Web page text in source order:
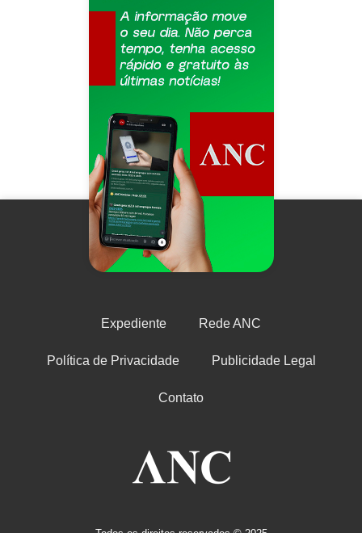
Expediente Rede ANC
Política de Privacidade Publicidade Legal
Contato